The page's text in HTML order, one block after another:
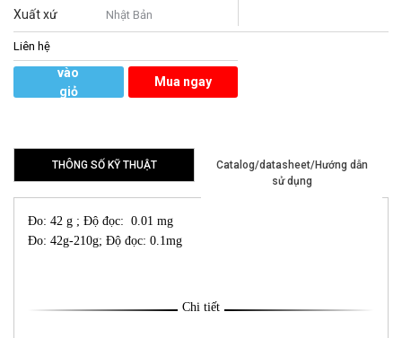
Xuất xứ Nhật Bản
Liên hệ
vào
giỏ
Mua ngay
THÔNG SỐ KỸ THUẬT
Catalog/datasheet/Hướng dẫn
sử dụng
Đo: 42 g ; Độ đọc: 0.01 mg
Đo: 42g-210g; Độ đọc: 0.1mg
Chi tiết